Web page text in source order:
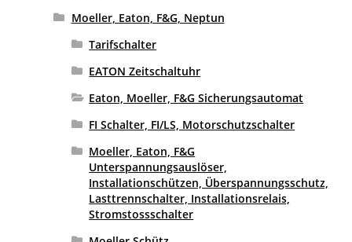
Moeller, Eaton, F&G, Neptun
Tarifschalter
EATON Zeitschaltuhr
Eaton, Moeller, F&G Sicherungsautomat
FI Schalter, FI/LS, Motorschutzschalter
Moeller, Eaton, F&G
Unterspannungsauslöser,
Installationschützen, Überspannungsschutz,
Lasttrennschalter, Installationsrelais,
Stromstossschalter